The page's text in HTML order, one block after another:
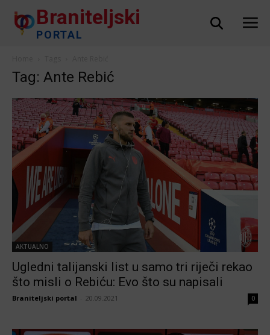
Braniteljski
PORTAL
Tag: Ante Rebić
AKTUALNO
Ugledni talijanski list u samo tri riječi rekao
što misli o Rebiću: Evo što su napisali
Braniteljski portal 20.09.2021 0